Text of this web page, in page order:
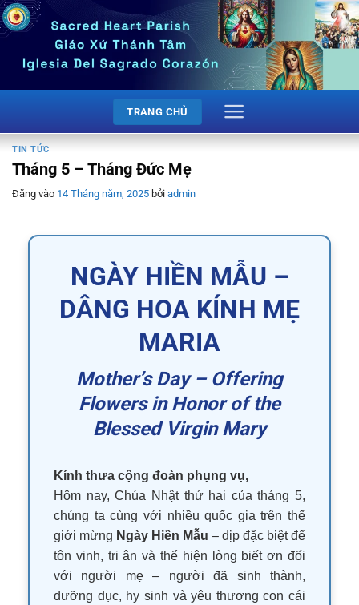
Bỏ
qua
dung
TRANG CHỦ
TIN TỨC
Tháng 5 – Tháng Đức Mẹ
Đăng vào 14 Tháng năm, 2025 bởi admin
NGÀY HIỀN MẪU –
DÂNG HOA KÍNH MẸ
MARIA
Mother’s Day – Offering
Flowers in Honor of the
Blessed Virgin Mary
Kính thưa cộng đoàn phụng vụ,
Hôm nay, Chúa Nhật thứ hai của tháng 5,
chúng ta cùng với nhiều quốc gia trên thế
giới mừng Ngày Hiền Mẫu – dịp đặc biệt để
tôn vinh, tri ân và thể hiện lòng biết ơn đối
với người mẹ – người đã sinh thành,
dưỡng dục, hy sinh và yêu thương con cái